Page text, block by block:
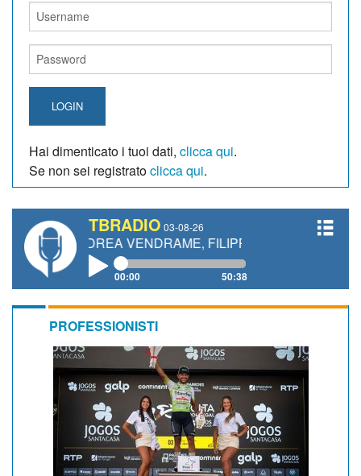
LOGIN
Hai dimenticato i tuoi dati, clicca qui.
Se non sei registratoclicca qui.
TBRADIO 03-08-26
VENDRAME, FILIPPO FIORELLI
00:00 50:38
PROFESSIONISTI